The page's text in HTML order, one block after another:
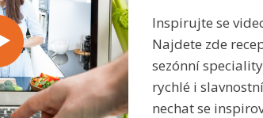
Inspirujte se
Najdete zde
sezónní
rychlé i
nechat se